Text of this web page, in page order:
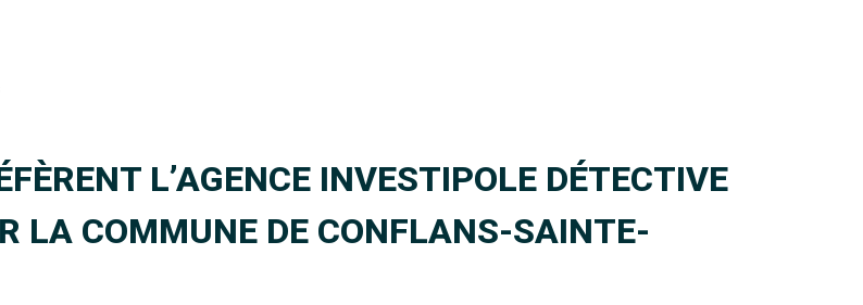
L’AGENCE INVESTIPOLE DÉTECTIVE
LA COMMUNE DE CONFLANS-SAINTE-